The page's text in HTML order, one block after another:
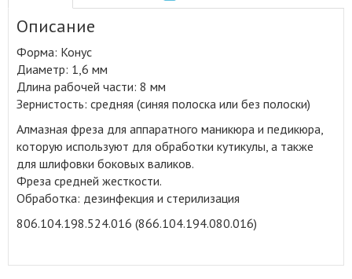
Описание
Форма: Конус
Диаметр: 1,6 мм
Длина рабочей части: 8 мм
Зернистость: средняя (синяя полоска или без полоски)
Алмазная фреза для аппаратного маникюра и педикюра,
которую используют для обработки кутикулы, а также
для шлифовки боковых валиков.
Фреза средней жесткости.
Обработка: дезинфекция и стерилизация
806.104.198.524.016 (866.104.194.080.016)